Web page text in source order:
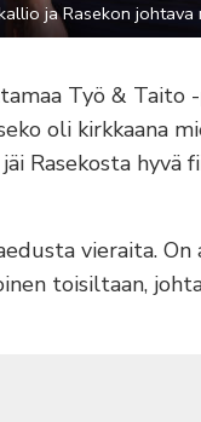
ja Rasekon
Työ &
oli kirkkaana
Rasekosta hyvä
vieraita.
toisiltaan,